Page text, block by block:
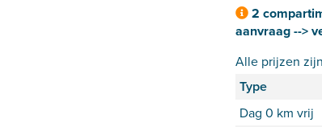
2
aanvraag -->
Alle prijzen
Type
Dag 0 km vrij